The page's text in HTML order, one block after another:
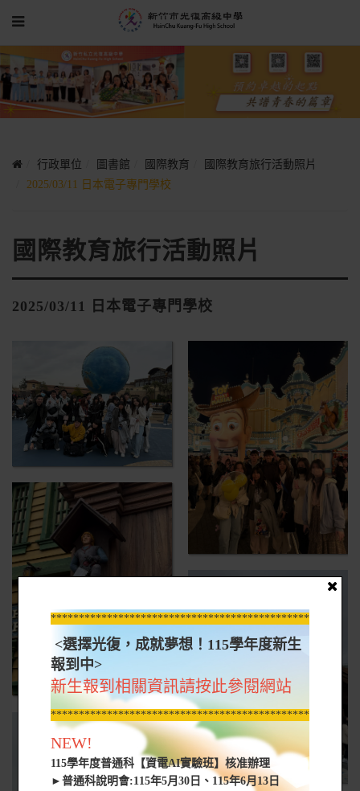
行政單位 圖書館 國際教育
國際教育旅行活動照片
2025/03/11 日本電子專門學校
國際教育旅行活動照片
2025/03/11 日本電子專門學校
*****************************************************
<選擇光復，成就夢想！115學年度新生
報到中>
新生報到相關資訊請按此參閱網站
*****************************************************
NEW!
115學年度普通科【資電AI實驗班】核准辦理
►普通科說明會:115年5月30日、115年6月13日